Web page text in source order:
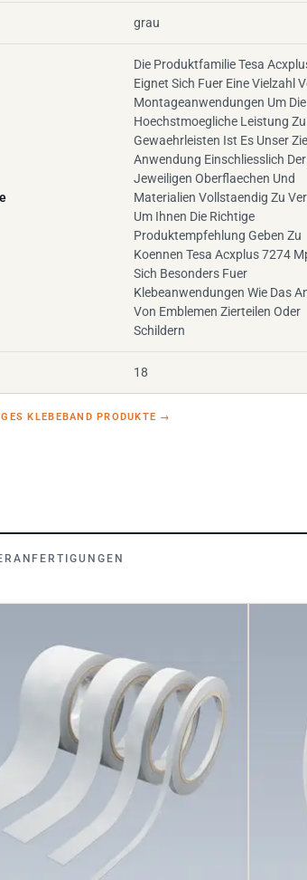
Die Produktfamilie Tesa
Eignet Sich Fuer Eine Vielzahl
Montageanwendungen Um Die
Hoechstmoegliche Leistung Zu
Gewaehrleisten Ist Es Unser Ziel
Anwendung Einschliesslich Der
Jeweiligen Oberflaechen Und
Materialien Vollstaendig Zu
Um Ihnen Die Richtige
Produktempfehlung Geben Zu
Koennen Tesa Acxplus 7274
Sich Besonders Fuer
Klebeanwendungen Wie Das
Von Emblemen Zierteilen Oder
Schildern
18